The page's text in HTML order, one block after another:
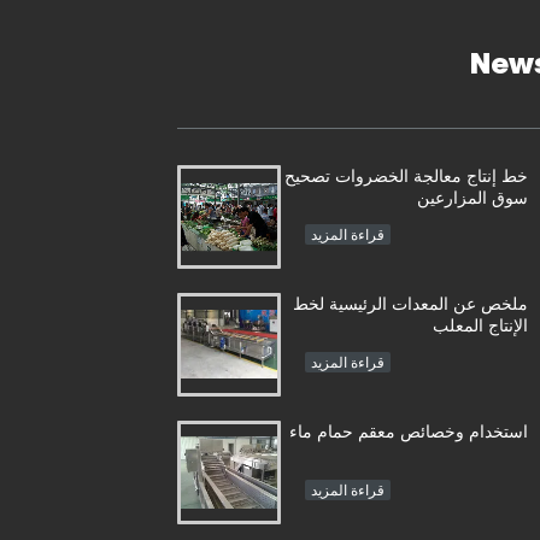
خط إنتاج معالجة الخضروات تصحيح
سوق المزارعين
قراءة المزيد
ملخص عن المعدات الرئيسية لخط
الإنتاج المعلب
قراءة المزيد
استخدام وخصائص معقم حمام ماء
قراءة المزيد